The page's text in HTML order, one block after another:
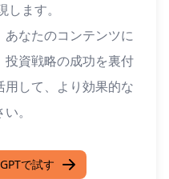
ます。
なたのコンテンツに
資戦略の成功を裏付
して、より効果的な
。
で試す